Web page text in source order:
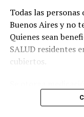
Todas las
Buenos Aires y no
Quienes sean
SALUD residentes
cubiertos.
crónicas. Se
programa